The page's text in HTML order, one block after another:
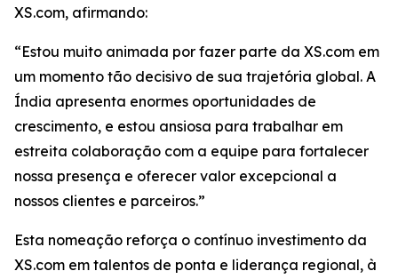
XS.com, afirmando:
“Estou muito animada por fazer parte da XS.com em
um momento tão decisivo de sua trajetória global. A
Índia apresenta enormes oportunidades de
crescimento, e estou ansiosa para trabalhar em
estreita colaboração com a equipe para fortalecer
nossa presença e oferecer valor excepcional a
nossos clientes e parceiros.”
Esta nomeação reforça o contínuo investimento da
XS.com em talentos de ponta e liderança regional, à